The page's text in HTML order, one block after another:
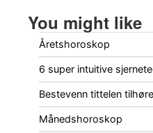
You might like
Åretshoroskop
6 super intuitive
Bestevenn tittelen
Månedshoroskop